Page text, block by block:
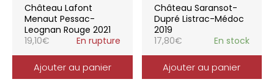
Château Lafont
Menaut Pessac-
Leognan Rouge 2021
19,10€ En rupture
Ajouter au panier
Château Saransot-
Dupré Listrac-Médoc
2019
17,80€ En stock
Ajouter au panier